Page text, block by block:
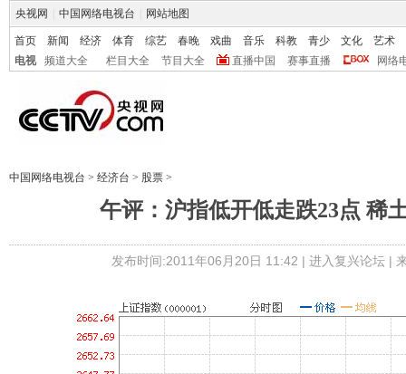
央视网 中国网络电视台 网站地图
首页 新闻 经济 体育 综艺 春晚 戏曲 音乐 科教 青少 文化
艺术
电视
频道大全 栏目大全 节目大全 直播中国 赛事直播 网络
中国网络电视台 > 经济台 > 股票 >
午评：沪指低开低走跌23点 稀
发布时间:2011年06月20日 11:42 | 进入复兴论坛|